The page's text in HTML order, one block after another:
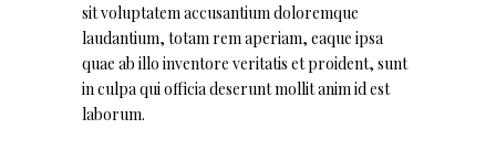
sit voluptatem accusantium doloremque
laudantium, totam rem aperiam, eaque ipsa
quae ab illo inventore veritatis et proident, sunt
in culpa qui officia deserunt mollit anim id est
laborum.